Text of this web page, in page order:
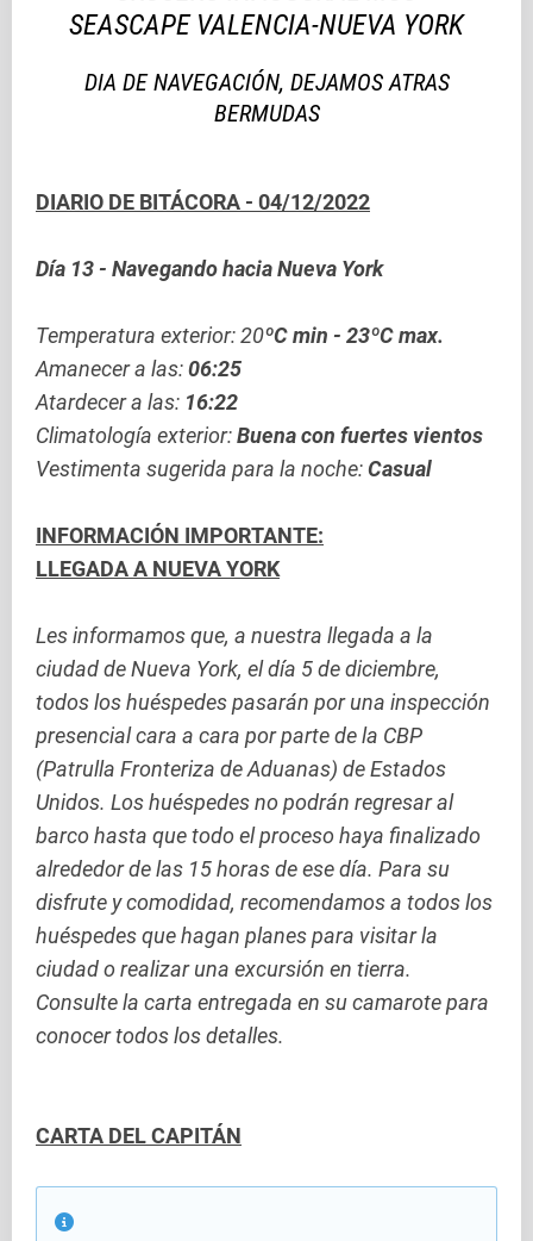
SEASCAPE VALENCIA-NUEVA YORK
DIA DE NAVEGACIÓN, DEJAMOS ATRAS
BERMUDAS
DIARIO DE BITÁCORA - 04/12/2022
Día 13 - Navegando hacia Nueva York
Temperatura exterior: 20ºC min - 23ºC max.
Amanecer a las:06:25
Atardecer a las: 16:22
Climatología exterior:Buena con fuertes vientos
Vestimenta sugerida para la noche:Casual
INFORMACIÓN IMPORTANTE:
LLEGADA A NUEVA YORK
Les informamos que, a nuestra llegada a la
ciudad de Nueva York, el día 5 de diciembre,
todos los huéspedes pasarán por una inspección
presencial cara a cara por parte de la CBP
(Patrulla Fronteriza de Aduanas) de Estados
Unidos. Los huéspedes no podrán regresar al
barco hasta que todo el proceso haya finalizado
alrededor de las 15 horas de ese día. Para su
disfrute y comodidad, recomendamos a todos los
huéspedes que hagan planes para visitar la
ciudad o realizar una excursión en tierra.
Consulte la carta entregada en su camarote para
conocer todos los detalles.
CARTA DEL CAPITÁN